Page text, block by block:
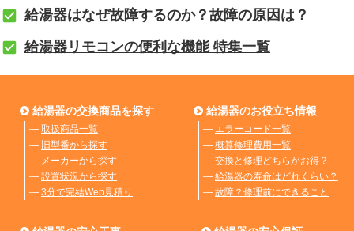
給湯器はなぜ故障するのか？故障の原因は？
給湯器リモコンの便利な機能 特集一覧
給湯器の交換商品を探す
― 取扱商品一覧
― 旧型番から探す
― メーカーから探す
― 設置状況から探す
― 3分で完結Web見積り
給湯器のお役立ち情報
― エラーコード一覧
― 概算修理費用一覧
― 交換と修理どちらがお得？
― 給湯器の寿命はどれくらい？
― 故障？修理前にできること